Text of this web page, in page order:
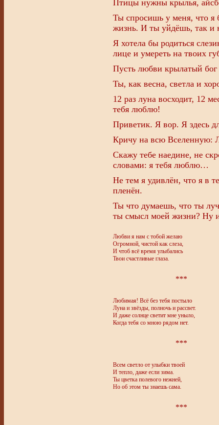
Птицы нужны крылья,
Ты спросишь у меня, что
жизнь. И ты уйдёшь, так и
Я хотела бы родиться
лице и умереть на твоих
Пусть любви крылатый бог
Ты, как весна, светла и
12 раз луна восходит, 12
тебя люблю!
Приветик. Я вор. Я здесь
Кричу на всю Вселенную:
Скажу тебе наедине, не
словами: я тебя люблю…
Не тем я удивлён, что я в
пленён.
Ты что думаешь, что ты
ты смысл моей жизни? Ну
Любви я нам с тобой желаю
Огромной, чистой как слеза,
И чтоб всё время улыбались
Твои счастливые глаза.
***
Любимая! Всё без тебя постыло
Луна и звёзды, полночь и рассвет.
И даже солнце светит мне уныло,
Когда тебя со мною рядом нет.
***
Всем светло от улыбки твоей
И тепло, даже если зима.
Ты цветка полевого нежней,
Но об этом ты знаешь сама.
***